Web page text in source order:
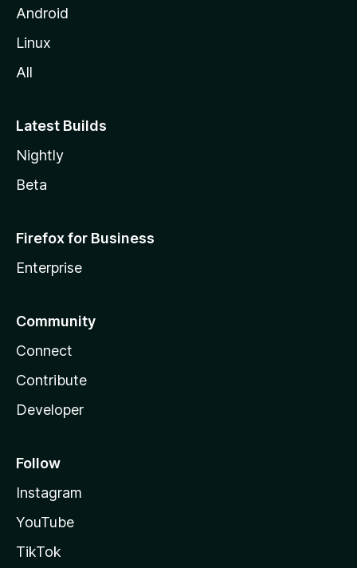
lAndroid
Linux
All
Latest Builds
Nightly
Beta
Firefox for Business
Enterprise
Community
Connect
Contribute
Developer
Follow
Instagram
YouTube
TikTok